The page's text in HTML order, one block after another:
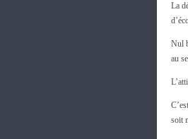
La
Nul
au
soit